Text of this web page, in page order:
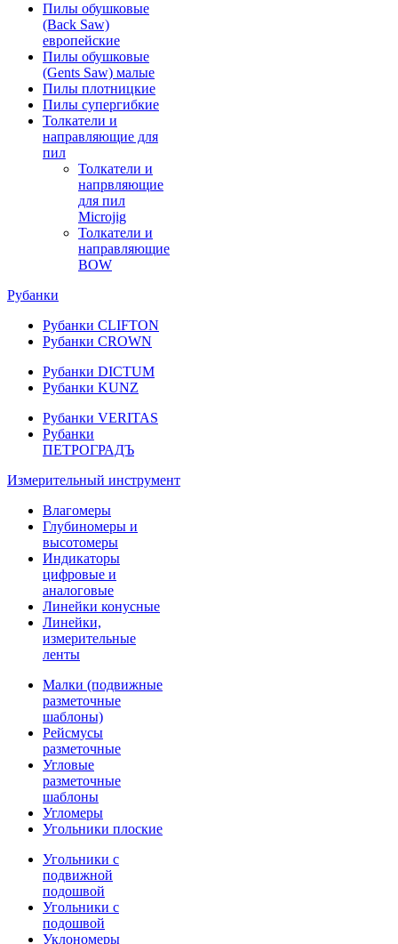
Пилы обушковые
(Back Saw)
европейские
Пилы обушковые
(Gents Saw) малые
Пилы плотницкие
Пилы супергибкие
Толкатели и
направляющие для
пил
Толкатели и
напрвляющие
для пил
Microjig
Толкатели и
направляющие
BOW
Рубанки
Рубанки CLIFTON
Рубанки CROWN
Рубанки DICTUM
Рубанки KUNZ
Рубанки VERITAS
Рубанки
ПЕТРОГРАДЪ
Измерительный инструмент
Влагомеры
Глубиномеры и
высотомеры
Индикаторы
цифровые и
аналоговые
Линейки конусные
Линейки,
измерительные
ленты
Малки (подвижные
разметочные
шаблоны)
Рейсмусы
разметочные
Угловые
разметочные
шаблоны
Угломеры
Угольники плоские
Угольники с
подвижной
подошвой
Угольники с
подошвой
Уклономеры